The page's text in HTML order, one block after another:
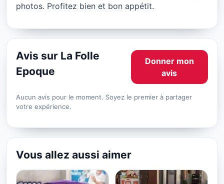
photos. Profitez bien et bon appétit.
Avis sur La Folle
Epoque
Donner mon
avis
Aucun avis pour le moment. Soyez le premier à partager
votre expérience.
Vous allez aussi aimer